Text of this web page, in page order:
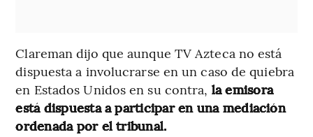
Clareman dijo que aunque TV Azteca no está
dispuesta a involucrarse en un caso de quiebra
en Estados Unidos en su contra, la emisora
está dispuesta a participar en una mediación
ordenada por el tribunal.